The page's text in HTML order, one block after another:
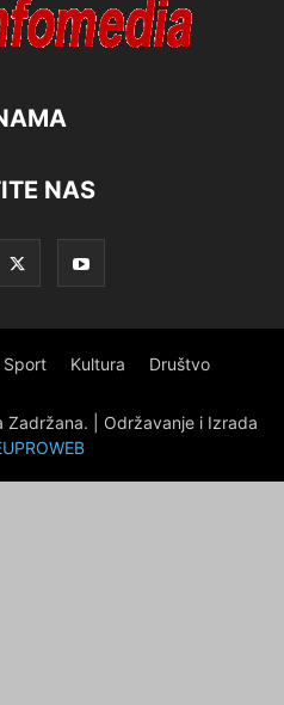
NAS
Sport Kultura Društvo
| Održavanje i Izrada